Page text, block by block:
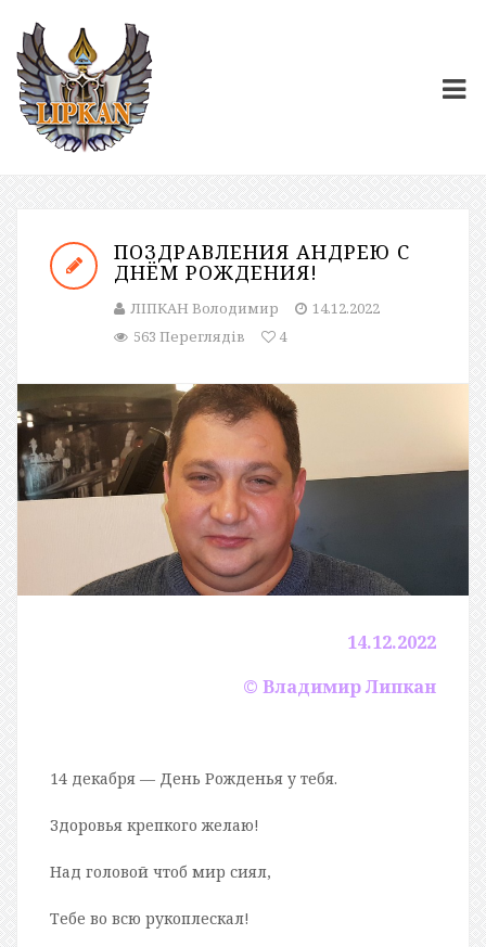
ПОЗДРАВЛЕНИЯ АНДРЕЮ С
ДНЁМ РОЖДЕНИЯ!
ЛІПКАН Володимир
14.12.2022
563 Переглядів
4
14.12.2022
© Владимир Липкан
14 декабря — День Рожденья у тебя.
Здоровья крепкого желаю!
Над головой чтоб мир сиял,
Тебе во всю рукоплескал!